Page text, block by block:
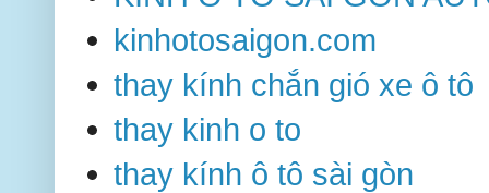
kinhotosaigon.com
thay kính chắn gió xe ô tô
thay kinh o to
thay kính ô tô sài gòn